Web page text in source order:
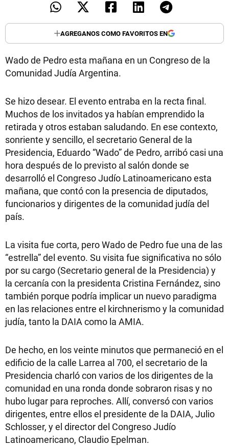
AGREGANOS COMO FAVORITOS EN
Wado de Pedro esta mañana en un Congreso de la
Comunidad Judía Argentina.
Se hizo desear. El evento entraba en la recta final.
Muchos de los invitados ya habían emprendido la
retirada y otros estaban saludando. En ese contexto,
sonriente y sencillo, el secretario General de la
Presidencia, Eduardo “Wado” de Pedro, arribó casi una
hora después de lo previsto al salón donde se
desarrolló el Congreso Judío Latinoamericano esta
mañana, que contó con la presencia de diputados,
funcionarios y dirigentes de la comunidad judía del
país.
La visita fue corta, pero Wado de Pedro fue una de las
“estrella” del evento. Su visita fue significativa no sólo
por su cargo (Secretario general de la Presidencia) y
la cercanía con la presidenta Cristina Fernández, sino
también porque podría implicar un nuevo paradigma
en las relaciones entre el kirchnerismo y la comunidad
judía, tanto la DAIA como la AMIA.
De hecho, en los veinte minutos que permaneció en el
edificio de la calle Larrea al 700, el secretario de la
Presidencia charló con varios de los dirigentes de la
comunidad en una ronda donde sobraron risas y no
hubo lugar para reproches. Allí, conversó con varios
dirigentes, entre ellos el presidente de la DAIA, Julio
Schlosser, y el director del Congreso Judío
Latinoamericano, Claudio Epelman.